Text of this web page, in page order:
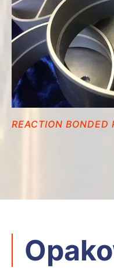
REACTION BONDED